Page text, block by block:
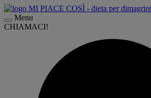
Menu
CHIAMACI!